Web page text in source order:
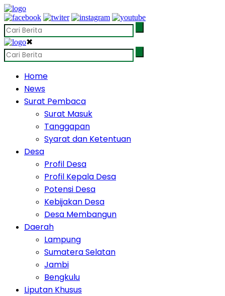
✖
Home
News
Surat Pembaca
Surat Masuk
Tanggapan
Syarat dan Ketentuan
Desa
Profil Desa
Profil Kepala Desa
Potensi Desa
Kebijakan Desa
Desa Membangun
Daerah
Lampung
Sumatera Selatan
Jambi
Bengkulu
Liputan Khusus